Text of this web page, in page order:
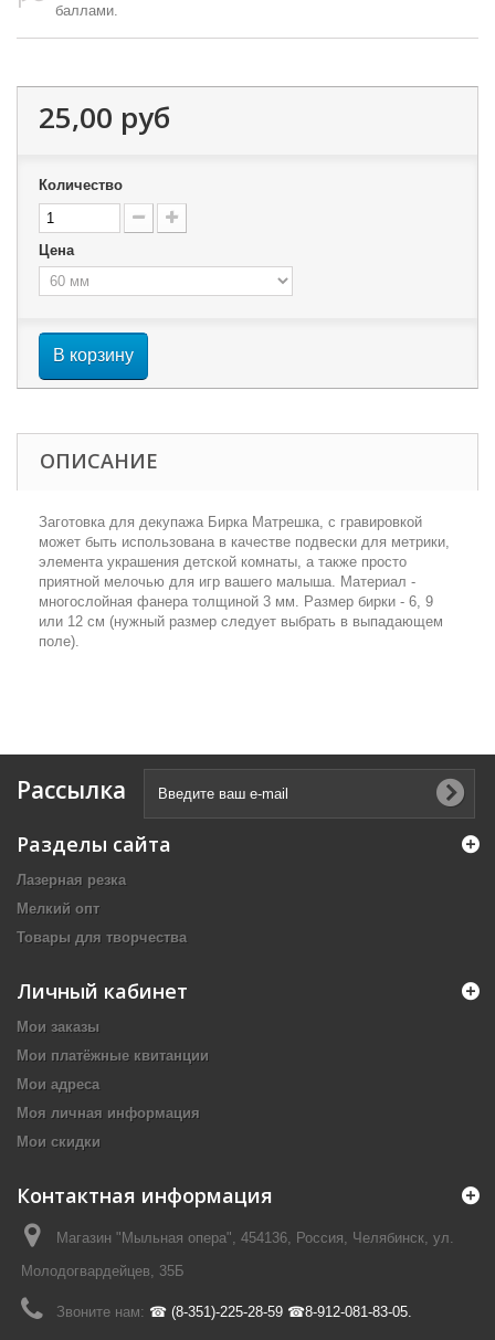
баллами.
25,00 руб
Количество
Цена
В корзину
ОПИСАНИЕ
Заготовка для декупажа Бирка Матрешка, с гравировкой
может быть использована в качестве подвески для метрики,
элемента украшения детской комнаты, а также просто
приятной мелочью для игр вашего малыша. Материал -
многослойная фанера толщиной 3 мм. Размер бирки - 6, 9
или 12 см (нужный размер следует выбрать в выпадающем
поле).
Рассылка
Разделы сайта
Лазерная резка
Мелкий опт
Товары для творчества
Личный кабинет
Мои заказы
Мои платёжные квитанции
Мои адреса
Моя личная информация
Мои скидки
Контактная информация
Магазин "Мыльная опера", 454136, Россия, Челябинск, ул.
Молодогвардейцев, 35Б
Звоните нам: ☎ (8-351)-225-28-59 ☎8-912-081-83-05.